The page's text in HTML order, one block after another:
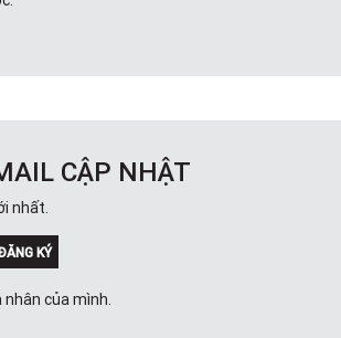
roland tiêu biểu như: Roland Mobile Cube,
Ampli Fender được đánh giá đa dạng về kích
CẬP NHẬT
nhất.
KÝ
của mình.